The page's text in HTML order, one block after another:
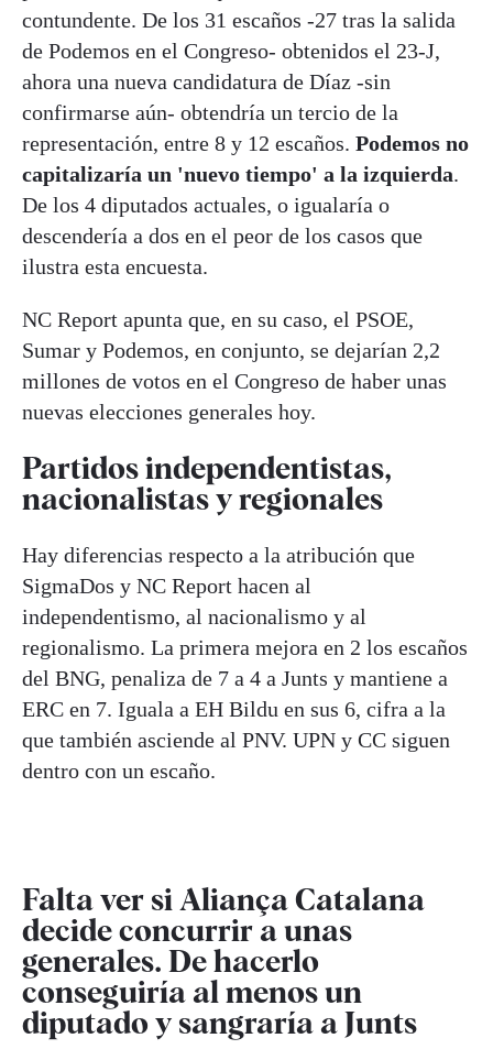
contundente. De los 31 escaños -27 tras la salida
de Podemos en el Congreso- obtenidos el 23-J,
ahora una nueva candidatura de Díaz -sin
confirmarse aún- obtendría un tercio de la
representación, entre 8 y 12 escaños. Podemos no
capitalizaría un 'nuevo tiempo' a la izquierda.
De los 4 diputados actuales, o igualaría o
descendería a dos en el peor de los casos que
ilustra esta encuesta.
NC Report apunta que, en su caso, el PSOE,
Sumar y Podemos, en conjunto, se dejarían 2,2
millones de votos en el Congreso de haber unas
nuevas elecciones generales hoy.
Partidos independentistas,
nacionalistas y regionales
Hay diferencias respecto a la atribución que
SigmaDos y NC Report hacen al
independentismo, al nacionalismo y al
regionalismo. La primera mejora en 2 los escaños
del BNG, penaliza de 7 a 4 a Junts y mantiene a
ERC en 7. Iguala a EH Bildu en sus 6, cifra a la
que también asciende al PNV. UPN y CC siguen
dentro con un escaño.
Falta ver si Aliança Catalana
decide concurrir a unas
generales. De hacerlo
conseguiría al menos un
diputado y sangraría a Junts